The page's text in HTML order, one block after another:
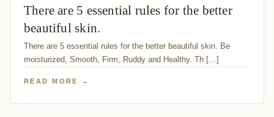
There are 5 essential rules for the better
beautiful skin.
There are 5 essential rules for the better beautiful skin. Be
moisturized, Smooth, Firm, Ruddy and Healthy. Th […]
READ MORE →